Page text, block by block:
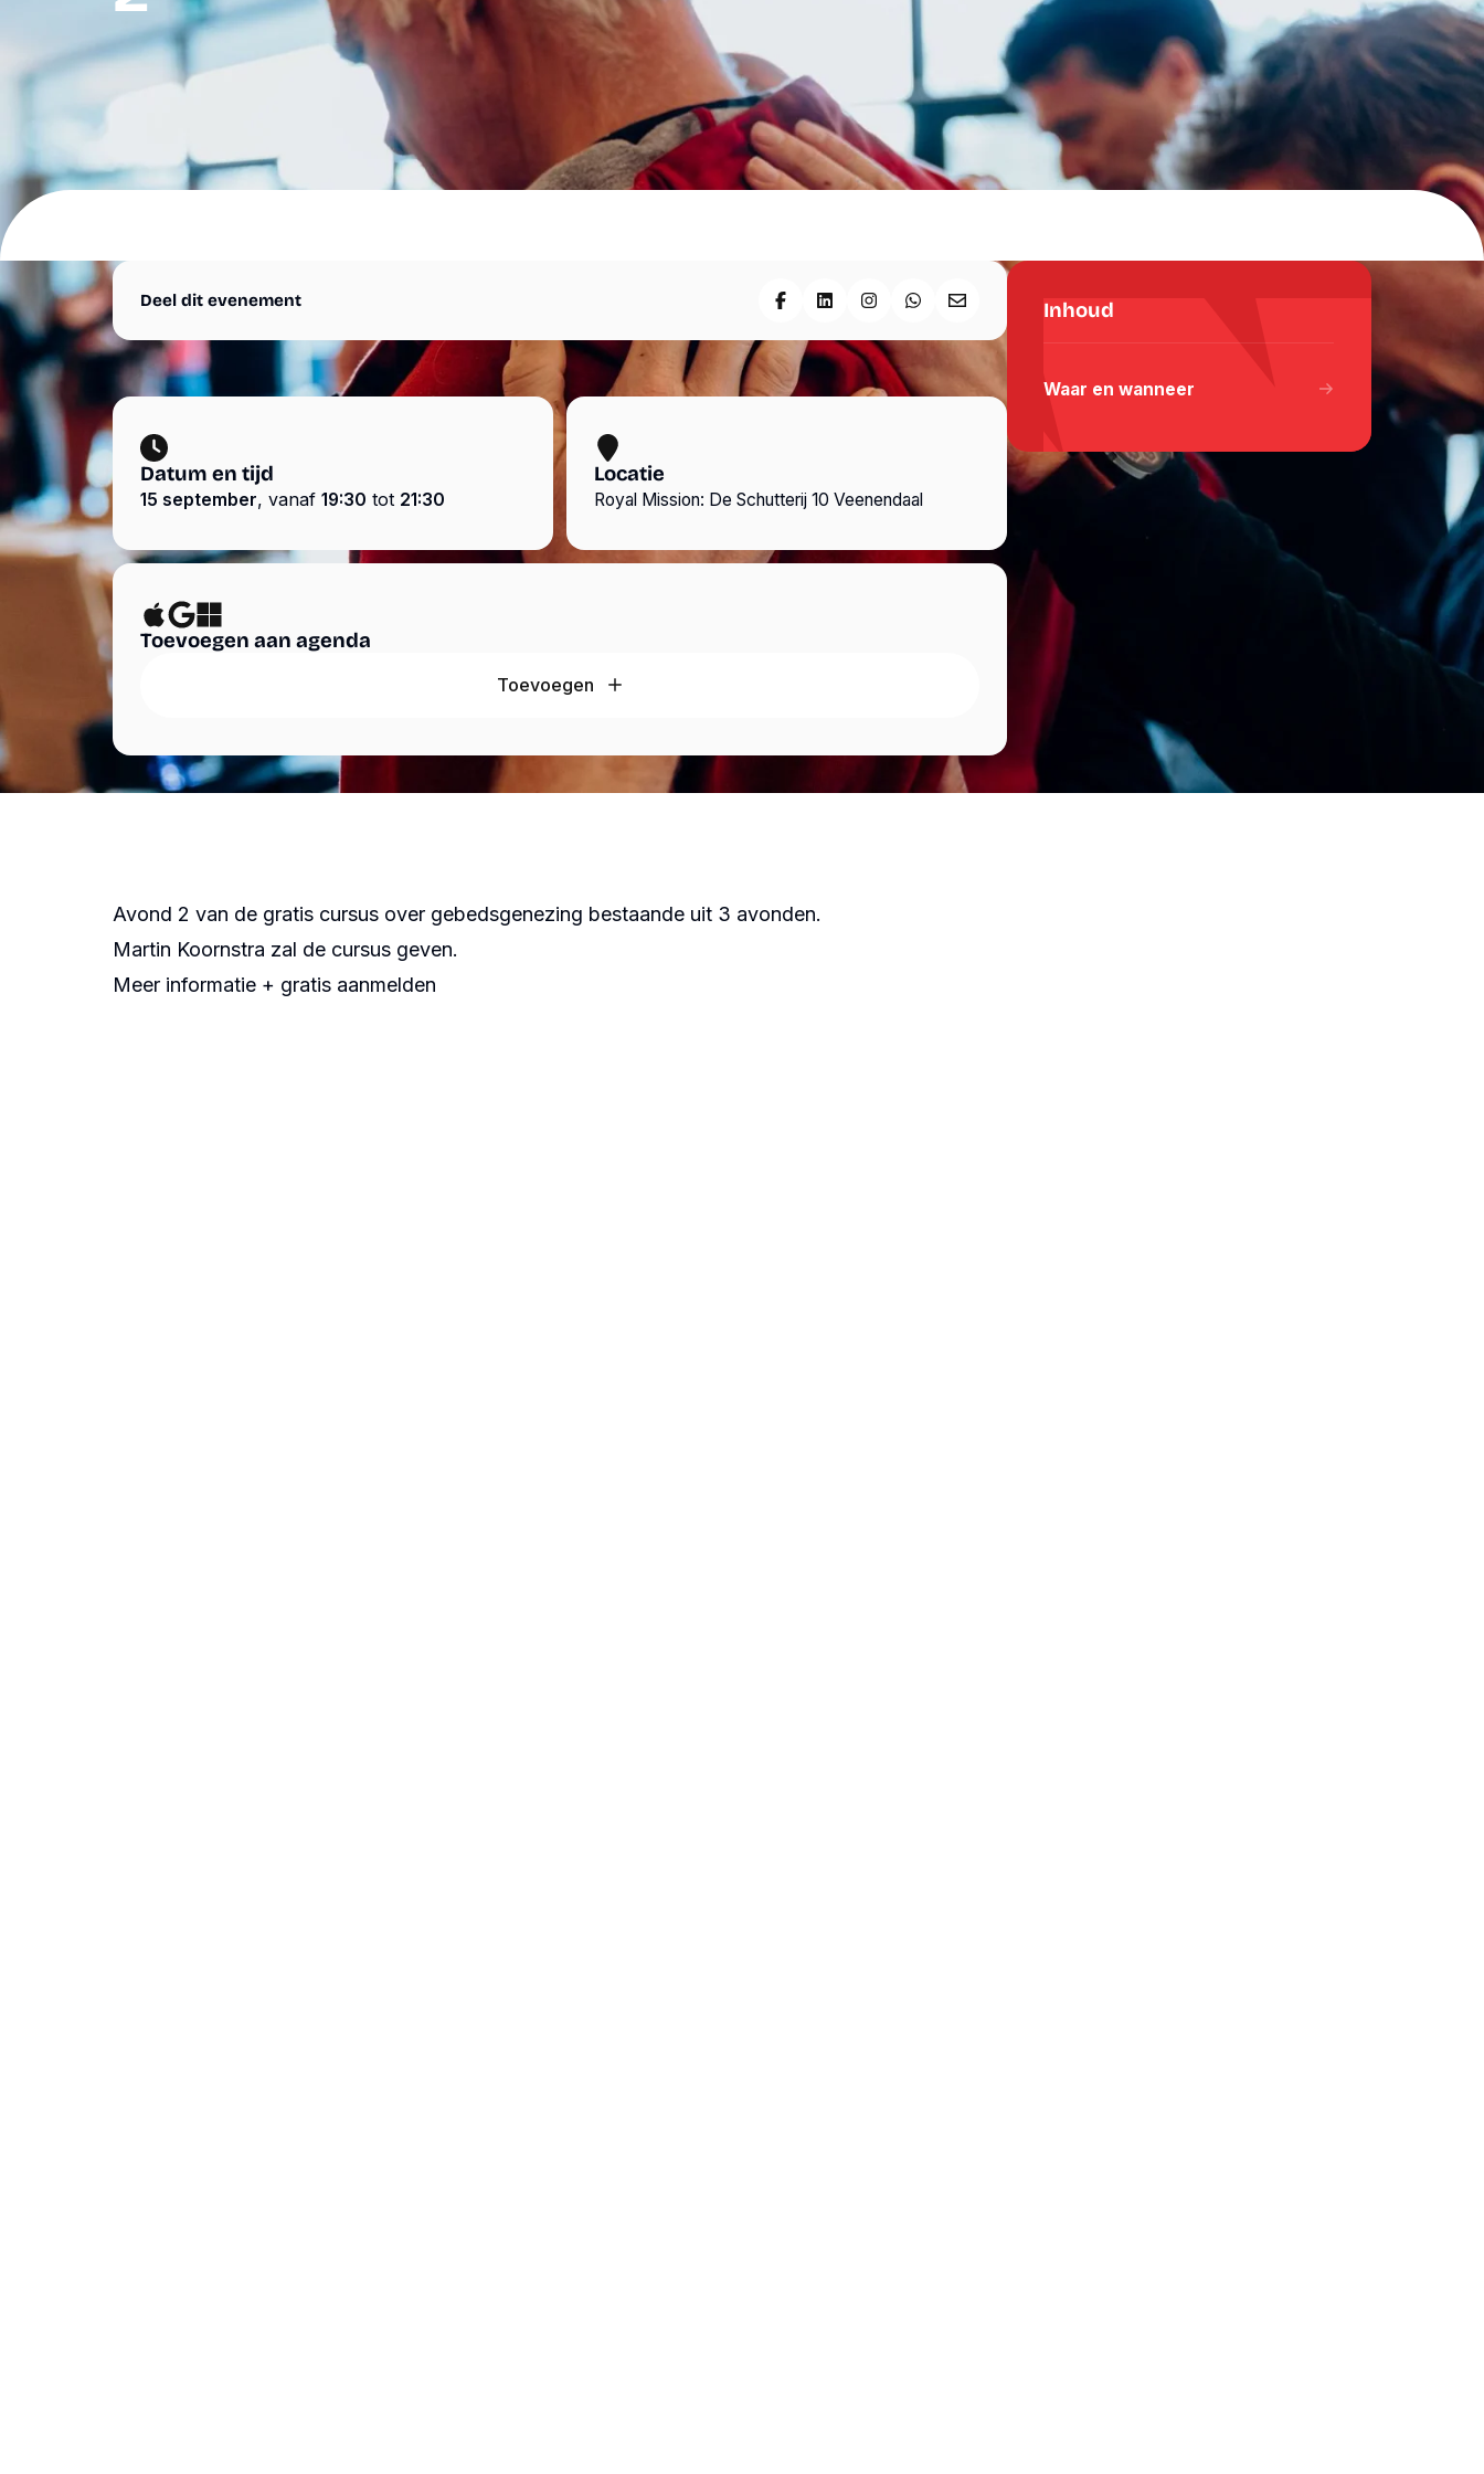
Boeken &
materialen
Suriname
diensten
Volg ons
Instagram
Facebook
LinkedIn
YouTube
Spotify
Snel
naar
ANBI
Over
ons
Shop
Contact
Deel dit evenement
Deel op Facebook
Deel op LinkedIn
Deel op Instagram
Deel op WhatsApp
Deel via Email
Datum en tijd
15 september, vanaf 19:30 tot 21:30
Locatie
Royal Mission: De Schutterij 10 Veenendaal
Toevoegen aan agenda
Toevoegen
Avond 2 van de gratis cursus over gebedsgenezing bestaande uit 3 avonden.
Martin Koornstra zal de cursus geven.
Meer informatie + gratis aanmelden
Inhoud
Waar en wanneer